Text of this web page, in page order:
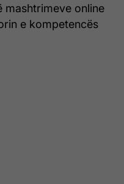
mashtrimeve online
e kompetencës